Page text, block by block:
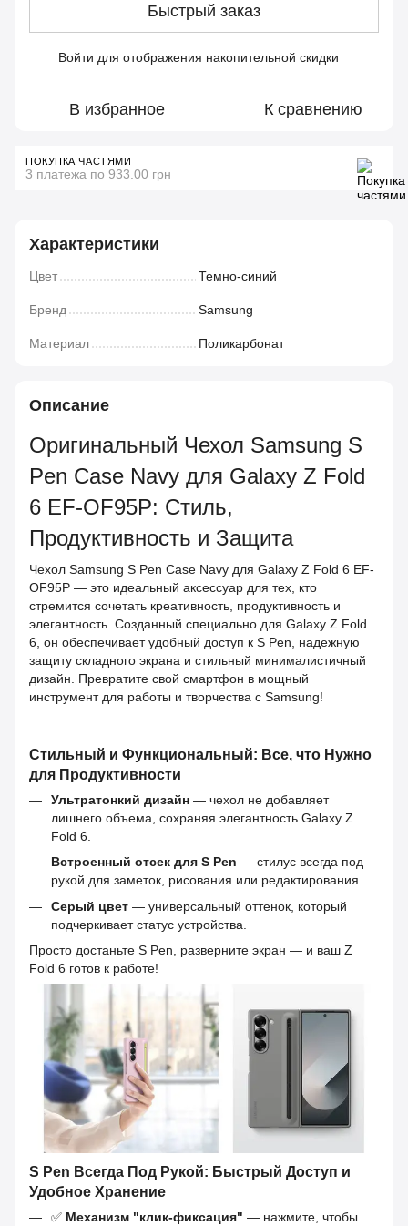
Быстрый заказ
Войти для отображения накопительной скидки
В избранное К сравнению
ПОКУПКА ЧАСТЯМИ
3 платежа по 933.00 грн
Характеристики
Цвет Темно-синий
Бренд Samsung
Материал Поликарбонат
Описание
Оригинальный Чехол Samsung S
Pen Case Navy для Galaxy Z Fold
6 EF-OF95P: Стиль,
Продуктивность и Защита
Чехол Samsung S Pen Case Navy для Galaxy Z Fold 6 EF-
OF95P — это идеальный аксессуар для тех, кто
стремится сочетать креативность, продуктивность и
элегантность. Созданный специально для Galaxy Z Fold
6, он обеспечивает удобный доступ к S Pen, надежную
защиту складного экрана и стильный минималистичный
дизайн. Превратите свой смартфон в мощный
инструмент для работы и творчества с Samsung!
Стильный и Функциональный: Все, что Нужно
для Продуктивности
Ультратонкий дизайн — чехол не добавляет
лишнего объема, сохраняя элегантность Galaxy Z
Fold 6.
Встроенный отсек для S Pen — стилус всегда под
рукой для заметок, рисования или редактирования.
Серый цвет — универсальный оттенок, который
подчеркивает статус устройства.
Просто достаньте S Pen, разверните экран — и ваш Z
Fold 6 готов к работе!
S Pen Всегда Под Рукой: Быстрый Доступ и
Удобное Хранение
✅ Механизм "клик-фиксация" — нажмите, чтобы